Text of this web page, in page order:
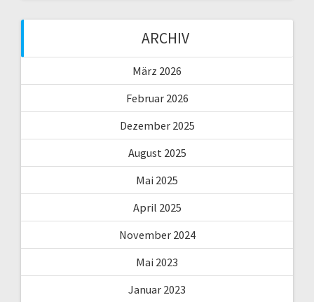
ARCHIV
März 2026
Februar 2026
Dezember 2025
August 2025
Mai 2025
April 2025
November 2024
Mai 2023
Januar 2023